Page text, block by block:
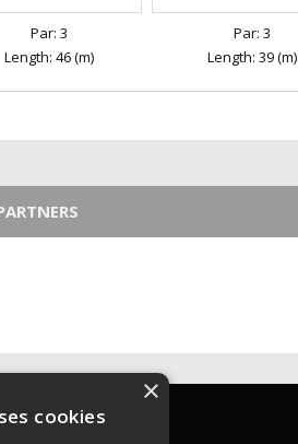
Par: 3
Length: 46 (m)
Par: 3
Length: 39 (m)
×
cookies